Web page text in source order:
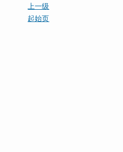
上一级
起始页